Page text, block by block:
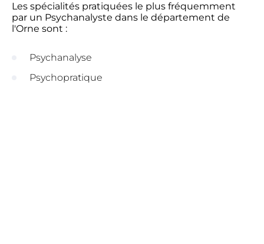
Les spécialités pratiquées le plus fréquemment
par un Psychanalyste dans le département de
l'Orne sont :
Psychanalyse
Psychopratique